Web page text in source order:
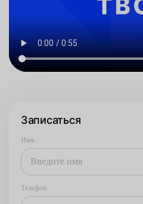
Записаться
Имя
Телефон